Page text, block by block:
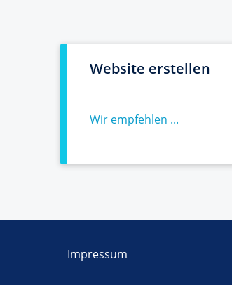
Website erstellen
Wir empfehlen ...
Impressum